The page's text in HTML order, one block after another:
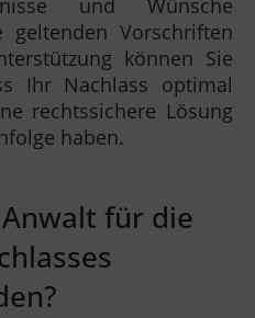
Vorschriften
können Sie
Ihr Nachlass optimal
rechtssichere Lösung
haben.
für die